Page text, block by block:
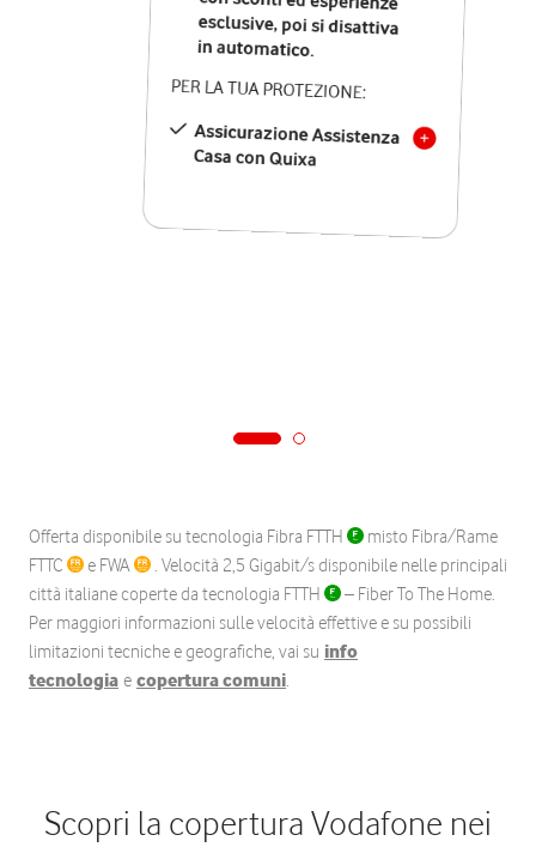
in automatico.
PER LA TUA PROTEZIONE:
Assicurazione Assistenza
Casa con Quixa
Offerta disponibile su tecnologia Fibra FTTH
misto Fibra/Rame
FTTC
e FWA
. Velocità 2,5 Gigabit/s disponibile nelle principali
città italiane coperte da tecnologia FTTH
– Fiber To The Home.
Per maggiori informazioni sulle velocità effettive e su possibili
limitazioni tecniche e geografiche, vai su info
tecnologia e copertura comuni.
Scopri la copertura Vodafone nei